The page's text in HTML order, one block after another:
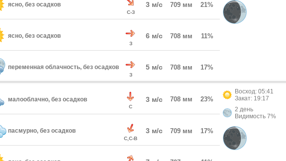
ясно, без осадков
С-З
3 м/с 709 мм 21%
ясно, без осадков
З
6 м/с 708 мм 11%
переменная облачность, без осадков
З
5 м/с 708 мм 17%
малооблачно, без осадков
С
3 м/с 708 мм 23%
пасмурно, без осадков
С,С-В
3 м/с 709 мм 17%
Восход: 05:41
Закат: 19:17
2 день
Видимость 7%